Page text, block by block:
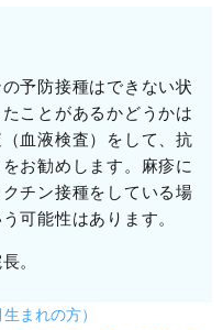
予防接種はできない状
ことがあるかどうかは
血液検査）をして、抗
お勧めします。麻疹に
チン接種をしている場
可能性はあります。
。
まれの方）